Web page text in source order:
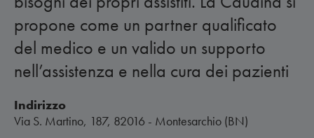
propone come un partner qualificato
del medico e un valido un supporto
nell’assistenza e nella cura dei pazienti
Indirizzo
Via S. Martino, 187, 82016 - Montesarchio (BN)